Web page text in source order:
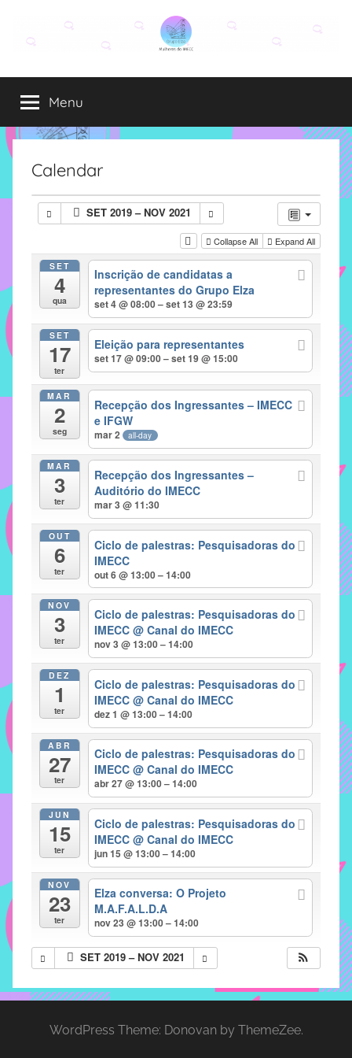
conteúdo
Grupo
Elza
Elza
é
formado
alunas,
funcionárias
IMECC
como
atribuição
implementar
mecanismos
proporcionem
fortalecimento
sociais
profissionais
alunos,
professores
pacificadoras
problemas
verificados
instituto,
para
prevenção
Menu
Calendar
SET 2019 – NOV 2021
Collapse All Expand All
SET
4
qua
Inscrição de candidatas a
representantes do Grupo Elza
set 4 @ 08:00 – set 13 @ 23:59
SET
17
ter
Eleição para representantes
set 17 @ 09:00 – set 19 @ 15:00
MAR
2
seg
Recepção dos Ingressantes – IMECC
e IFGW
mar 2 all-day
MAR
3
ter
Recepção dos Ingressantes –
Auditório do IMECC
mar 3 @ 11:30
OUT
6
ter
Ciclo de palestras: Pesquisadoras do
IMECC
out 6 @ 13:00 – 14:00
NOV
3
ter
Ciclo de palestras: Pesquisadoras do
IMECC@ Canal do IMECC
nov 3 @ 13:00 – 14:00
DEZ
1
ter
Ciclo de palestras: Pesquisadoras do
IMECC@ Canal do IMECC
dez 1 @ 13:00 – 14:00
ABR
27
ter
Ciclo de palestras: Pesquisadoras do
IMECC@ Canal do IMECC
abr 27 @ 13:00 – 14:00
JUN
15
ter
Ciclo de palestras: Pesquisadoras do
IMECC@ Canal do IMECC
jun 15 @ 13:00 – 14:00
NOV
23
ter
Elza conversa: O Projeto
M.A.F.A.L.D.A
nov 23 @ 13:00 – 14:00
SET 2019 – NOV 2021
WordPress Theme: Donovan by ThemeZee.